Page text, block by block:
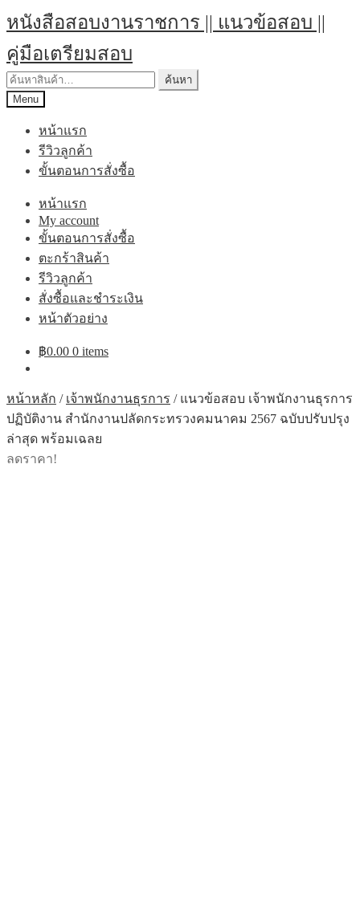
Skip
to
navigation
Skip
to
content
หนังสือสอบงานราชการ || แนวข้อสอบ ||
คู่มือเตรียมสอบ
ค้นหา:
ค้นหา
Menu
หน้าแรก
รีวิวลูกค้า
ขั้นตอนการสั่งซื้อ
หน้าแรก
My account
ขั้นตอนการสั่งซื้อ
ตะกร้าสินค้า
รีวิวลูกค้า
สั่งซื้อและชำระเงิน
หน้าตัวอย่าง
฿0.00 0 items
หน้าหลัก / เจ้าพนักงานธุรการ / แนวข้อสอบ เจ้าพนักงานธุรการ
ปฏิบัติงาน สำนักงานปลัดกระทรวงคมนาคม 2567 ฉบับปรับปรุง
ล่าสุด พร้อมเฉลย
ลดราคา!